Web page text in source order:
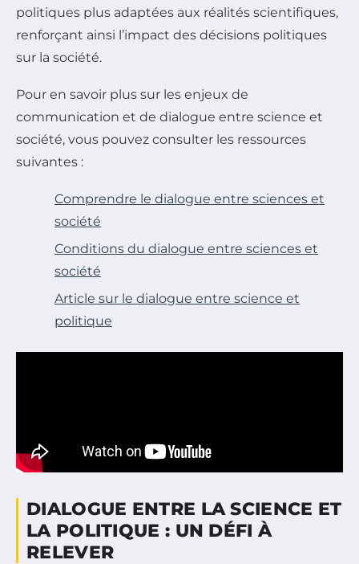
politiques plus adaptées aux réalités scientifiques,
renforçant ainsi l’impact des décisions politiques
sur la société.
Pour en savoir plus sur les enjeux de
communication et de dialogue entre science et
société, vous pouvez consulter les ressources
suivantes :
Comprendre le dialogue entre sciences et
société
Conditions du dialogue entre sciences et
société
Article sur le dialogue entre science et
politique
DIALOGUE ENTRE LA SCIENCE ET
LA POLITIQUE : UN DÉFI À
RELEVER